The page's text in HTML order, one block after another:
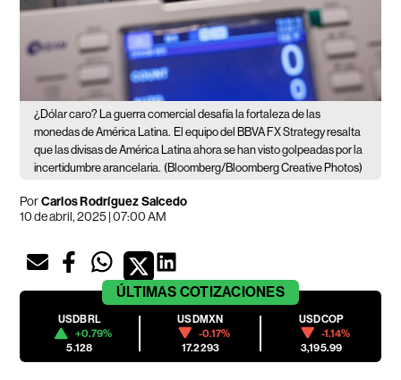
¿Dólar caro? La guerra comercial desafía la fortaleza de las
monedas de América Latina. El equipo del BBVA FX Strategy resalta
que las divisas de América Latina ahora se han visto golpeadas por la
incertidumbre arancelaria. (Bloomberg/Bloomberg Creative Photos)
PorCarlos Rodríguez Salcedo
10 de abril, 2025 | 07:00 AM
ÚLTIMAS COTIZACIONES
USDBRL
+0.79%
5.128
USDMXN
-0.17%
17.2293
USDCOP
-1.14%
3,195.99